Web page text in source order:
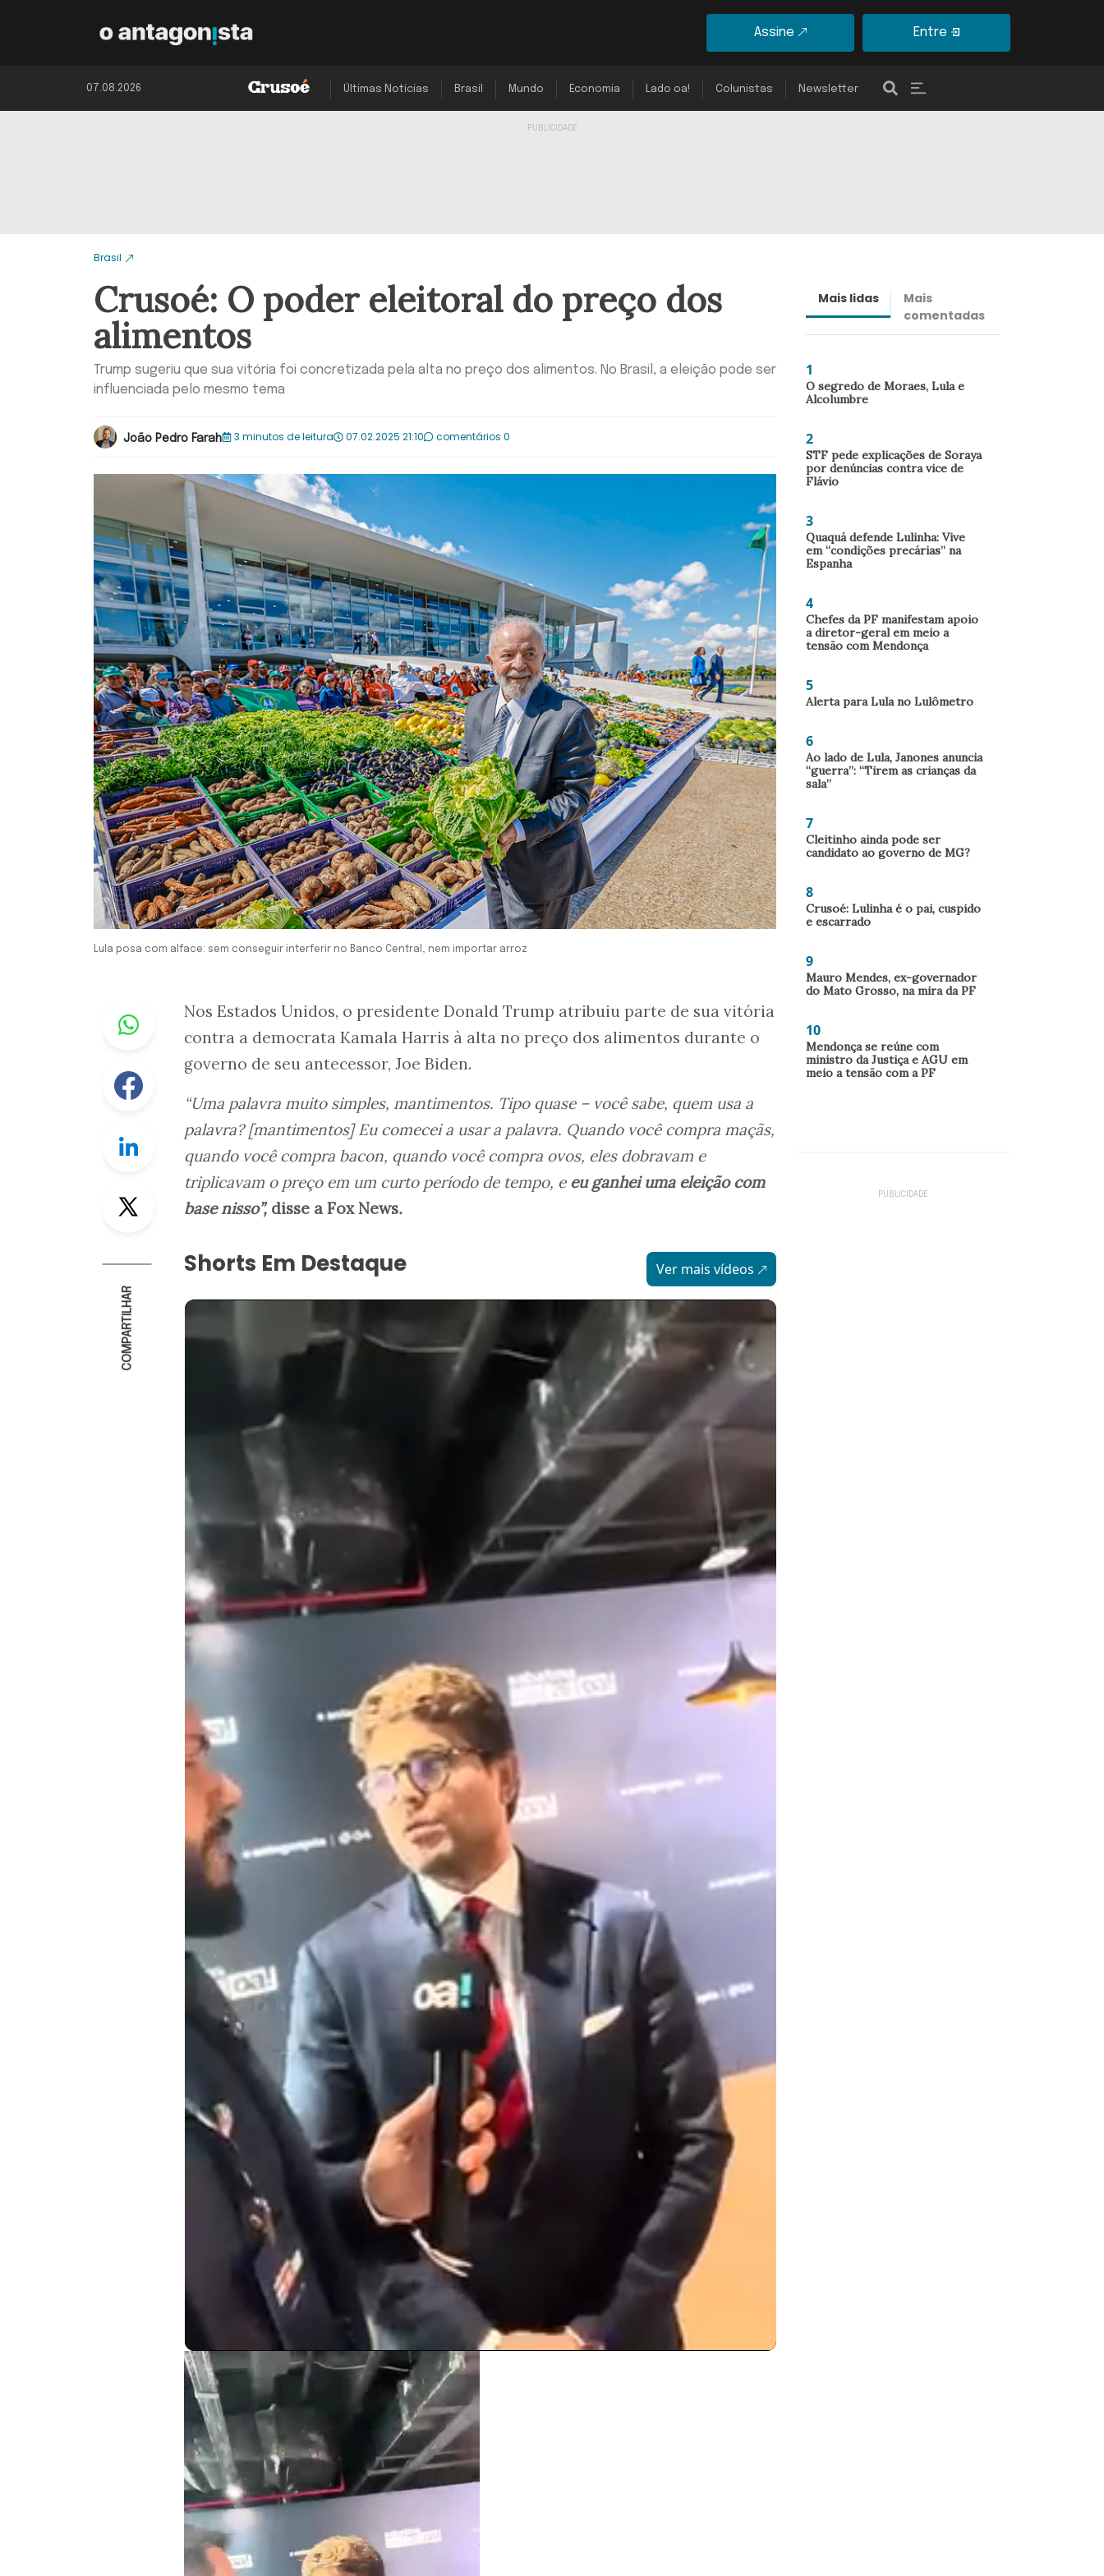
Assine Entre
07.08.2026 Últimas Notícias Brasil Mundo Economia Lado oa! Colunistas Newsletter
Brasil
Crusoé: O poder eleitoral do preço dos
alimentos
Trump sugeriu que sua vitória foi concretizada pela alta no preço dos alimentos. No Brasil, a eleição pode ser
influenciada pelo mesmo tema
João Pedro Farah 3 minutos de leitura 07.02.2025 21:10 comentários 0
Lula posa com alface: sem conseguir interferir no Banco Central, nem importar arroz
Whastapp
Facebook
Linkedin
Twitter
COMPARTILHAR
Nos Estados Unidos, o presidente Donald Trump atribuiu parte de sua vitória
contra a democrata Kamala Harris à alta no preço dos alimentos durante o
governo de seu antecessor, Joe Biden.
“Uma palavra muito simples, mantimentos. Tipo quase – você sabe, quem usa a
palavra? [mantimentos] Eu comecei a usar a palavra. Quando você compra maçãs,
quando você compra bacon, quando você compra ovos, eles dobravam e
triplicavam o preço em um curto período de tempo, e eu ganhei uma eleição com
base nisso”, disse a Fox News.
Shorts Em Destaque Ver mais vídeos
Mais lidas
Mais
comentadas
1
O segredo de Moraes, Lula e
Alcolumbre
2
STF pede explicações de Soraya
por denúncias contra vice de
Flávio
3
Quaquá defende Lulinha: Vive
em “condições precárias” na
Espanha
4
Chefes da PF manifestam apoio
a diretor-geral em meio a
tensão com Mendonça
5
Alerta para Lula no Lulômetro
6
Ao lado de Lula, Janones anuncia
“guerra”: “Tirem as crianças da
sala”
7
Cleitinho ainda pode ser
candidato ao governo de MG?
8
Crusoé: Lulinha é o pai, cuspido
e escarrado
9
Mauro Mendes, ex-governador
do Mato Grosso, na mira da PF
10
Mendonça se reúne com
ministro da Justiça e AGU em
meio a tensão com a PF